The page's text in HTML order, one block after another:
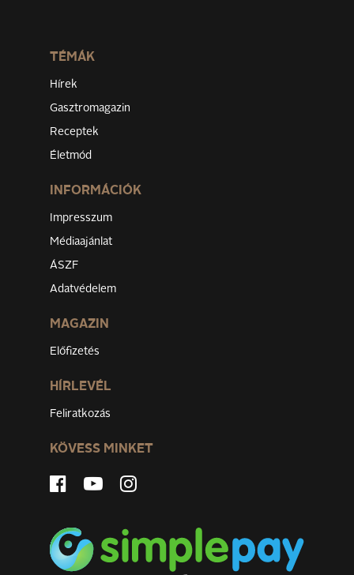
TÉMÁK
Hírek
Gasztromagazin
Receptek
Életmód
INFORMÁCIÓK
Impresszum
Médiaajánlat
ÁSZF
Adatvédelem
MAGAZIN
Előfizetés
HÍRLEVÉL
Feliratkozás
KÖVESS MINKET